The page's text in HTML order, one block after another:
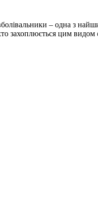
– одна з
захоплюється цим видом